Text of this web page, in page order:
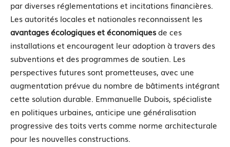
par diverses réglementations et incitations financières.
Les autorités locales et nationales reconnaissent les
avantages écologiques et économiquesde ces
installations et encouragent leur adoption à travers des
subventions et des programmes de soutien. Les
perspectives futures sont prometteuses, avec une
augmentation prévue du nombre de bâtiments intégrant
cette solution durable. Emmanuelle Dubois, spécialiste
en politiques urbaines, anticipe une généralisation
progressive des toits verts comme norme architecturale
pour les nouvelles constructions.